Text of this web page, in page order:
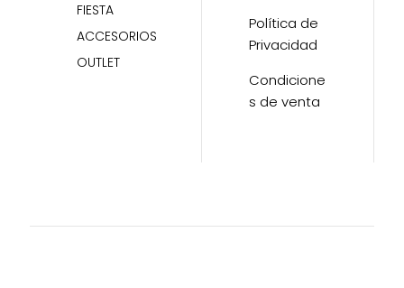
FIESTA
ACCESORIOS
OUTLET
Política de
Privacidad
Condicione
s de venta